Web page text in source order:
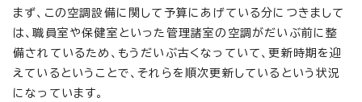
まず、この空調設備に関して予算にあげている分につきまして
は、職員室や保健室といった管理諸室の空調がだいぶ前に整
備されているため、もうだいぶ古くなっていて、更新時期を迎
えているということで、それらを順次更新しているという状況
になっています。